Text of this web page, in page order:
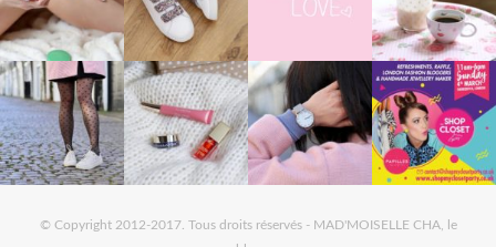
© Copyright 2012-2017. Tous droits réservés - MAD'MOISELLE CHA, le